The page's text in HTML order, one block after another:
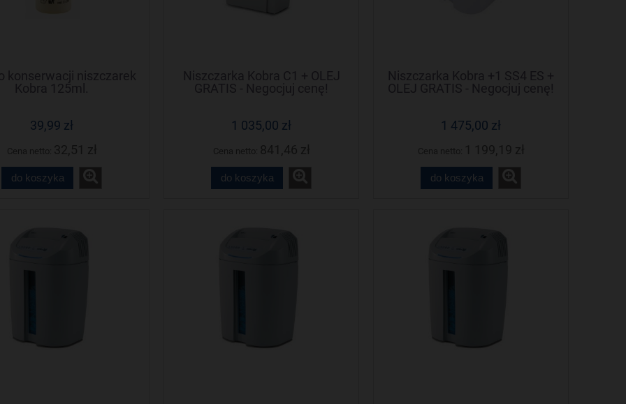
konserwacji niszczarek
Kobra 125ml.
39,99 zł
do koszyka
Niszczarka Kobra C1 + OLEJ
GRATIS - Negocjuj cenę!
1 035,00 zł
do koszyka
Niszczarka Kobra +1 SS4 ES +
OLEJ GRATIS - Negocjuj cenę!
1 475,00 zł
do koszyka